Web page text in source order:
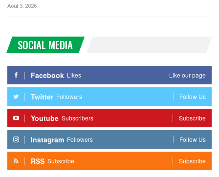
Août 3, 2026
SOCIAL MEDIA
Facebook Likes Like our page
Twitter Followers Follow Us
Youtube Subscribers Subscribe
Instagram Followers Follow Us
RSS Subscribe Subscribe